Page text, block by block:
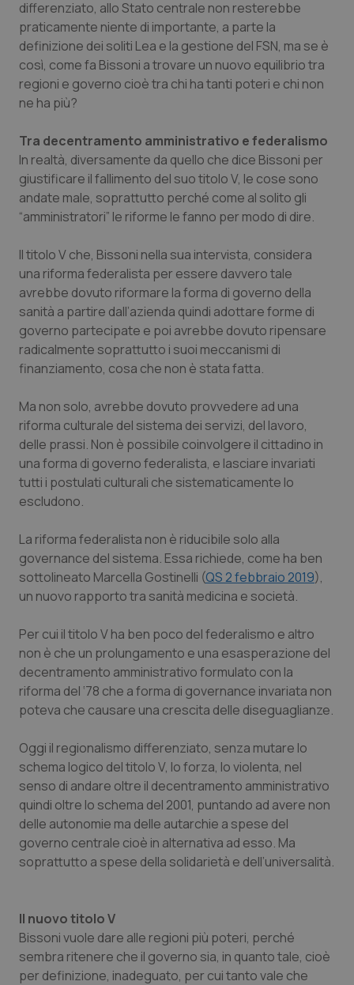
differenziato, allo Stato centrale non resterebbe
praticamente niente di importante, a parte la
definizione dei soliti Lea e la gestione del FSN, ma se è
così, come fa Bissoni a trovare un nuovo equilibrio tra
regioni e governo cioè tra chi ha tanti poteri e chi non
ne ha più?
Tra decentramento amministrativo e federalismo
In realtà, diversamente da quello che dice Bissoni per
giustificare il fallimento del suo titolo V, le cose sono
andate male, soprattutto perché come al solito gli
“amministratori” le riforme le fanno per modo di dire.
Il titolo V che, Bissoni nella sua intervista, considera
una riforma federalista per essere davvero tale
avrebbe dovuto riformare la forma di governo della
sanità a partire dall’azienda quindi adottare forme di
governo partecipate e poi avrebbe dovuto ripensare
radicalmente soprattutto i suoi meccanismi di
finanziamento, cosa che non è stata fatta.
Ma non solo, avrebbe dovuto provvedere ad una
riforma culturale del sistema dei servizi, del lavoro,
delle prassi. Non è possibile coinvolgere il cittadino in
una forma di governo federalista, e lasciare invariati
tutti i postulati culturali che sistematicamente lo
escludono.
La riforma federalista non è riducibile solo alla
governance del sistema. Essa richiede, come ha ben
sottolineato Marcella Gostinelli (QS 2 febbraio 2019),
un nuovo rapporto tra sanità medicina e società.
Per cui il titolo V ha ben poco del federalismo e altro
non è che un prolungamento e una esasperazione del
decentramento amministrativo formulato con la
riforma del ‘78 che a forma di governance invariata non
poteva che causare una crescita delle diseguaglianze.
Oggi il regionalismo differenziato, senza mutare lo
schema logico del titolo V, lo forza, lo violenta, nel
senso di andare oltre il decentramento amministrativo
quindi oltre lo schema del 2001, puntando ad avere non
delle autonomie ma delle autarchie a spese del
governo centrale cioè in alternativa ad esso. Ma
soprattutto a spese della solidarietà e dell’universalità.
Il nuovo titolo V
Bissoni vuole dare alle regioni più poteri, perché
sembra ritenere che il governo sia, in quanto tale, cioè
per definizione, inadeguato, per cui tanto vale che